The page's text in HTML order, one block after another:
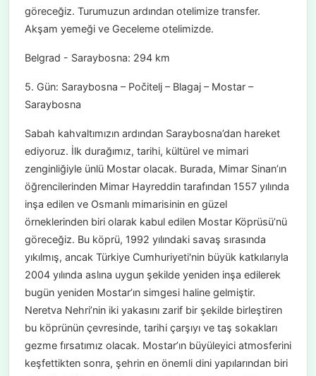
göreceğiz. Turumuzun ardından otelimize transfer.
Akşam yemeği ve Geceleme otelimizde.
Belgrad - Saraybosna: 294 km
5. Gün: Saraybosna – Počitelj – Blagaj – Mostar –
Saraybosna
Sabah kahvaltımızın ardından Saraybosna’dan hareket
ediyoruz. İlk durağımız, tarihi, kültürel ve mimari
zenginliğiyle ünlü Mostar olacak. Burada, Mimar Sinan’ın
öğrencilerinden Mimar Hayreddin tarafından 1557 yılında
inşa edilen ve Osmanlı mimarisinin en güzel
örneklerinden biri olarak kabul edilen Mostar Köprüsü’nü
göreceğiz. Bu köprü, 1992 yılındaki savaş sırasında
yıkılmış, ancak Türkiye Cumhuriyeti'nin büyük katkılarıyla
2004 yılında aslına uygun şekilde yeniden inşa edilerek
bugün yeniden Mostar’ın simgesi haline gelmiştir.
Neretva Nehri’nin iki yakasını zarif bir şekilde birleştiren
bu köprünün çevresinde, tarihi çarşıyı ve taş sokakları
gezme fırsatımız olacak. Mostar’ın büyüleyici atmosferini
keşfettikten sonra, şehrin en önemli dini yapılarından biri